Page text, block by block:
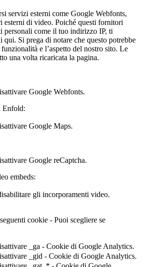
servizi esterni come Google Webfonts,
esterni di video. Poiché questi fornitori
personali come il tuo indirizzo IP, ti
qui. Si prega di notare che questo potrebbe
e l’aspetto del nostro sito. Le
una volta ricaricata la pagina.
Google Webfonts.
Enfold:
Google Maps.
Google reCaptcha.
embeds:
gli incorporamenti video.
cookie - Puoi scegliere se
_ga - Cookie di Google Analytics.
_gid - Cookie di Google Analytics.